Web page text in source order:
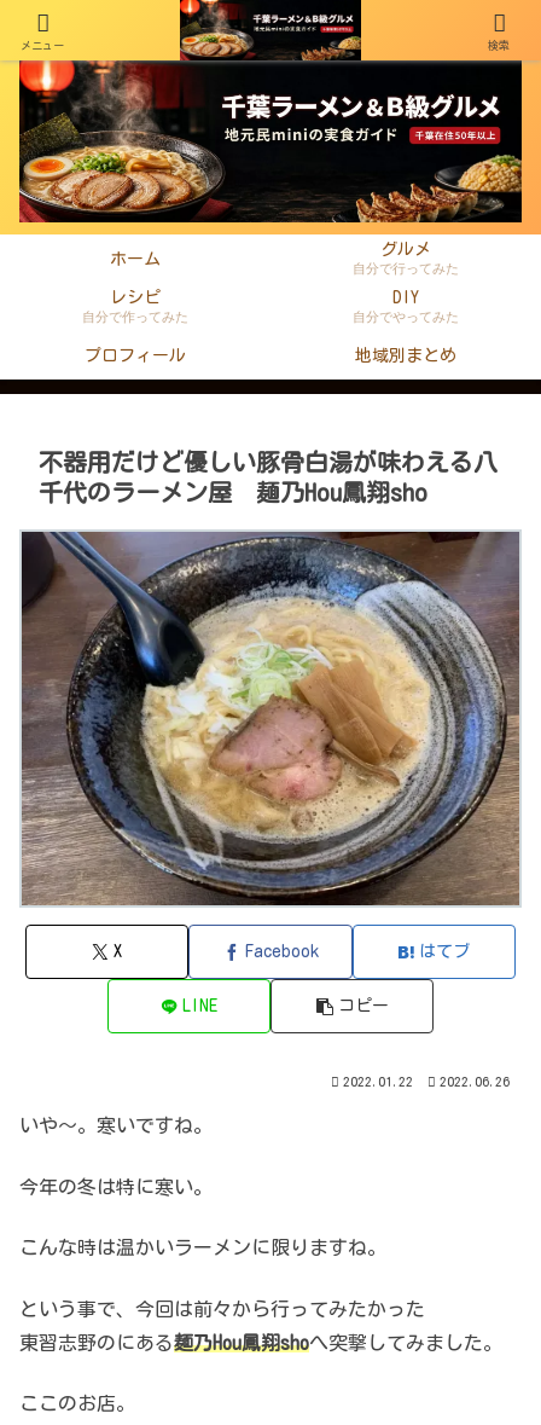
千葉在住50年以上のminiがラーメン・町中華・B級グルメを本音レビュー
ホーム
グルメ
自分で行ってみた
レシピ
自分で作ってみた
DIY
自分でやってみた
プロフィール 地域別まとめ
不器用だけど優しい豚骨白湯が味わえる八
千代のラーメン屋 麺乃Hou鳳翔sho
X Facebook はてブ
LINE コピー
2022.01.22 2022.06.26
いや～。寒いですね。
今年の冬は特に寒い。
こんな時は温かいラーメンに限りますね。
という事で、今回は前々から行ってみたかった
東習志野のにある麺乃Hou鳳翔shoへ突撃してみました。
ここのお店。
メニュー 検索